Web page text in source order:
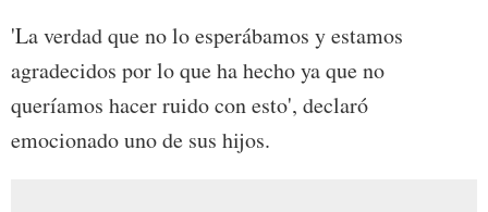
'La verdad que no lo esperábamos y estamos
agradecidos por lo que ha hecho ya que no
queríamos hacer ruido con esto', declaró
emocionado uno de sus hijos.